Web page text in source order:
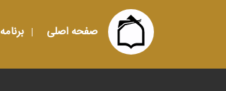
صفحه اصلی برنامه